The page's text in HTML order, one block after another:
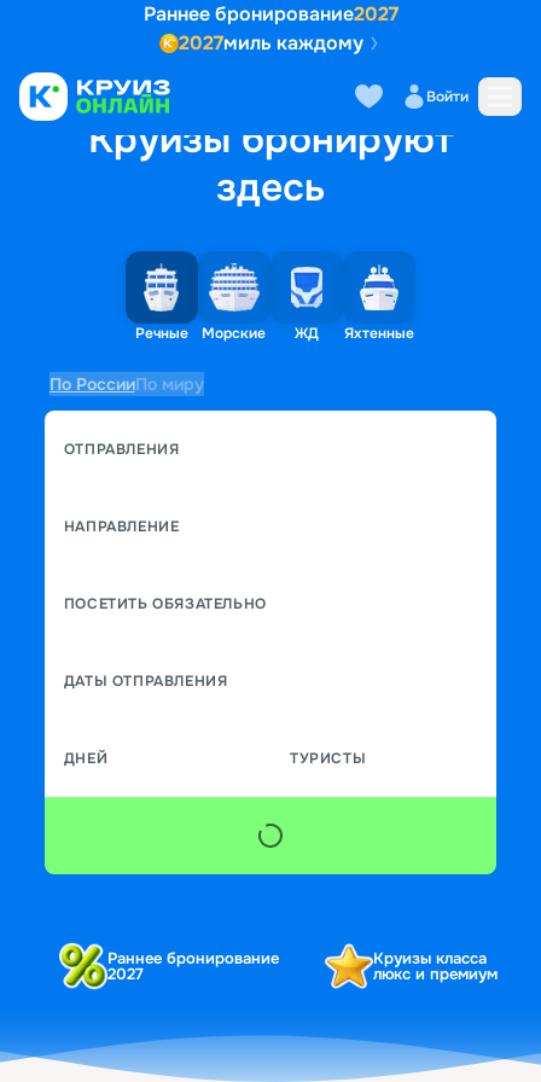
Раннее бронирование2027
2027миль каждому
Войти
Круизы бронируют
здесь
Речные Морские ЖД Яхтенные
По РоссииПо миру
ОТПРАВЛЕНИЯ
НАПРАВЛЕНИЕ
ПОСЕТИТЬ ОБЯЗАТЕЛЬНО
ДАТЫ ОТПРАВЛЕНИЯ
ДНЕЙ ТУРИСТЫ
Раннее бронирование
2027
Круизы класса
люкс и премиум